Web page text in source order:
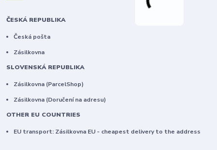
ČESKÁ REPUBLIKA
Česká pošta
Zásilkovna
SLOVENSKÁ REPUBLIKA
Zásilkovna (ParcelShop)
Zásilkovna (Doručení na adresu)
OTHER EU COUNTRIES
EU transport: Zásilkovna EU - cheapest delivery to the address